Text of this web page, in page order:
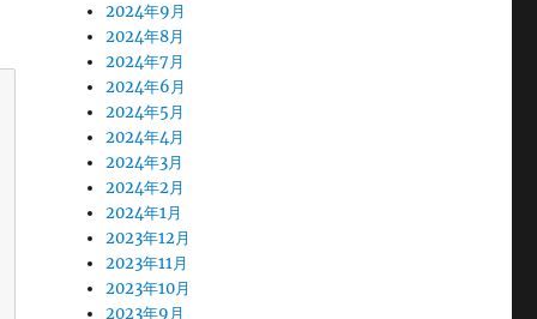
2024年9月
2024年8月
2024年7月
2024年6月
2024年5月
2024年4月
2024年3月
2024年2月
2024年1月
2023年12月
2023年11月
2023年10月
2023年9月